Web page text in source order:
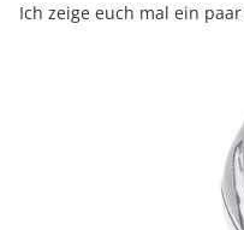
Ich zeige euch mal ein